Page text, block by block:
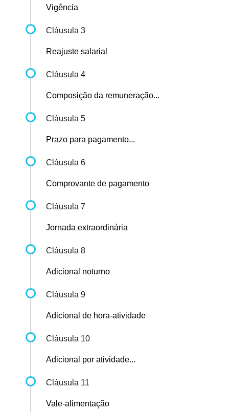
Vigência
Cláusula 3
Reajuste salarial
Cláusula 4
Composição da remuneração...
Cláusula 5
Prazo para pagamento...
Cláusula 6
Comprovante de pagamento
Cláusula 7
Jornada extraordinária
Cláusula 8
Adicional noturno
Cláusula 9
Adicional de hora-atividade
Cláusula 10
Adicional por atividade...
Cláusula 11
Vale-alimentação